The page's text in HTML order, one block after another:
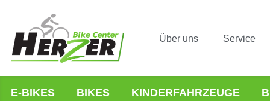
Über uns Service
E-BIKES BIKES KINDERFAHRZEUGE